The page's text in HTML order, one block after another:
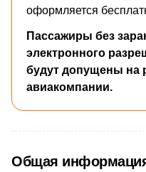
оформляется
Пассажиры без
электронного
будут допущены на
авиакомпании.
Общая